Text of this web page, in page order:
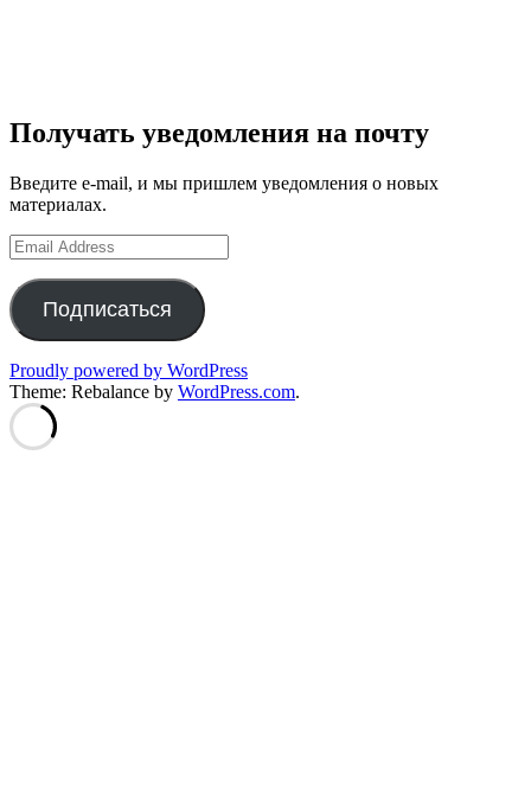
Получать уведомления на почту
Введите e-mail, и мы пришлем уведомления о новых
материалах.
Email
Address
Подписаться
Proudly powered by WordPress
Theme: Rebalance by WordPress.com.